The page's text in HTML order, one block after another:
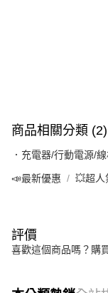
商品相關分類 (2)
．充電器/行動電源/
📣最新優惠 💥超人
評價
喜歡這個商品嗎？購